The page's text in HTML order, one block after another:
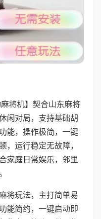
麻将机】契合山东麻将
闲对局，支持基础胡
能，操作极简，一键
，运行稳定无故障，
家庭日常娱乐，邻里
将玩法，主打简单易
能简约，一键启动即